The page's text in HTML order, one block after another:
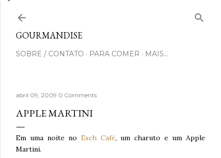
GOURMANDISE
SOBRE / CONTATO PARA COMER MAIS…
abril 09, 2009 0 Comments
APPLE MARTINI
Em uma noite no Esch Café, um charuto e um Apple
Martini.